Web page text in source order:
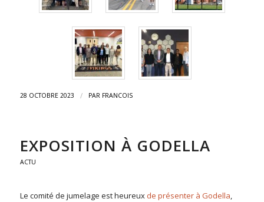
28 OCTOBRE 2023 / PAR FRANCOIS
EXPOSITION À GODELLA
ACTU
Le comité de jumelage est heureux de présenter à Godella,